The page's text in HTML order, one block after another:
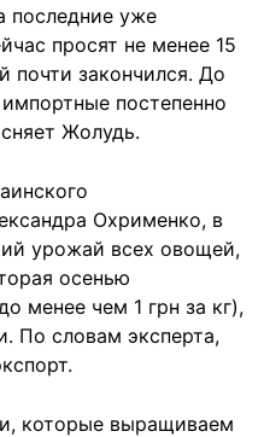
последние уже
просят не менее 15
почти закончился. До
постепенно
Жолудь.
Охрименко, в
урожай всех овощей,
осенью
менее чем 1 грн за кг),
По словам эксперта,
которые выращиваем